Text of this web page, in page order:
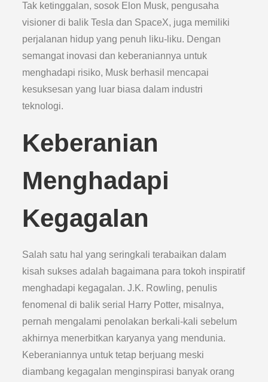
Tak ketinggalan, sosok Elon Musk, pengusaha
visioner di balik Tesla dan SpaceX, juga memiliki
perjalanan hidup yang penuh liku-liku. Dengan
semangat inovasi dan keberaniannya untuk
menghadapi risiko, Musk berhasil mencapai
kesuksesan yang luar biasa dalam industri
teknologi.
Keberanian
Menghadapi
Kegagalan
Salah satu hal yang seringkali terabaikan dalam
kisah sukses adalah bagaimana para tokoh inspiratif
menghadapi kegagalan. J.K. Rowling, penulis
fenomenal di balik serial Harry Potter, misalnya,
pernah mengalami penolakan berkali-kali sebelum
akhirnya menerbitkan karyanya yang mendunia.
Keberaniannya untuk tetap berjuang meski
diambang kegagalan menginspirasi banyak orang